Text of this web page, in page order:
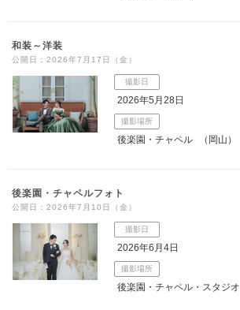
和装～洋装
公開日：2026年7月17日（金）
撮影日
2026年5月28日
撮影場所
後楽園・チャペル （岡山）
後楽園・チャペルフォト
公開日：2026年7月10日（金）
撮影日
2026年6月4日
撮影場所
後楽園・チャペル・スタジオ